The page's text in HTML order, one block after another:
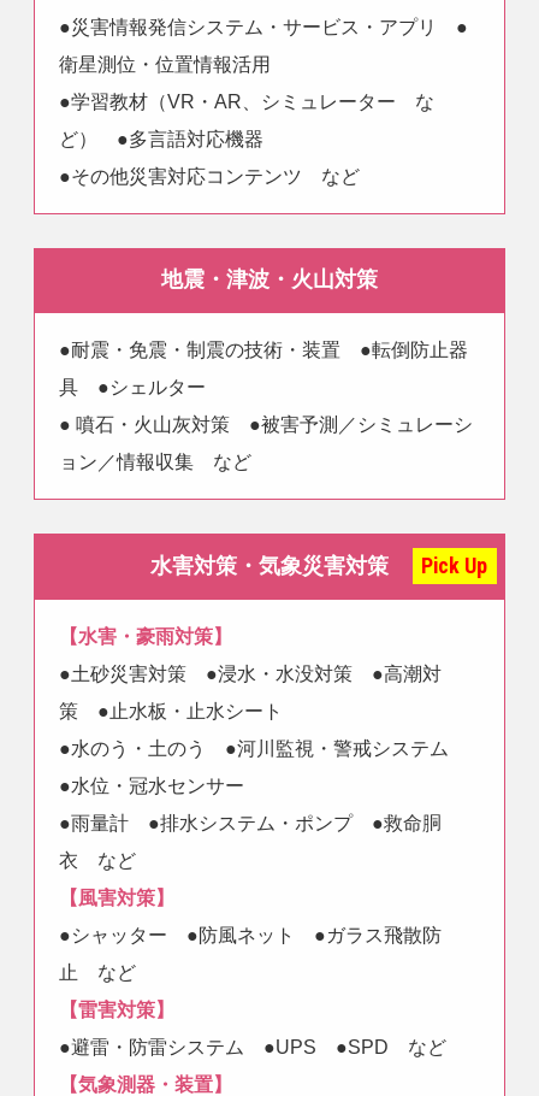
●災害情報発信システム・サービス・アプリ ●
衛星測位・位置情報活用
●学習教材（VR・AR、シミュレーター な
ど） ●多言語対応機器
●その他災害対応コンテンツ など
地震・津波・火山対策
●耐震・免震・制震の技術・装置 ●転倒防止器
具 ●シェルター
● 噴石・火山灰対策 ●被害予測／シミュレーシ
ョン／情報収集 など
水害対策・気象災害対策 Pick Up
【水害・豪雨対策】
●土砂災害対策 ●浸水・水没対策 ●高潮対
策 ●止水板・止水シート
●水のう・土のう ●河川監視・警戒システム
●水位・冠水センサー
●雨量計 ●排水システム・ポンプ ●救命胴
衣 など
【風害対策】
●シャッター ●防風ネット ●ガラス飛散防
止 など
【雷害対策】
●避雷・防雷システム ●UPS ●SPD など
【気象測器・装置】